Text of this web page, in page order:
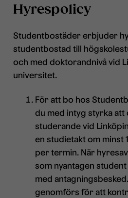
Hyrespolicy
Studentbostäder erbjuder
studentbostad till
och med doktorandnivå vid
universitet.
För att bo hos
du med intyg styrka att
studerande vid
en studietakt om minst
per termin. När
som nyantagen
med
genomförs för att